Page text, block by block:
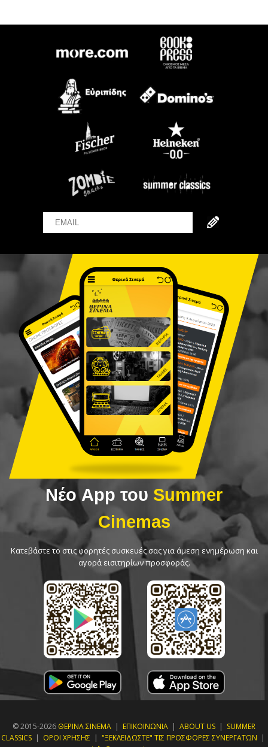
Email Name
Νέο App του Summer
Cinemas
Κατεβάστε το στις φορητές συσκευές σας για άμεση ενημέρωση και
αγορά εισιτηρίων προσφοράς.
© 2015-2026 ΘΕΡΙΝΑ ΣΙΝΕΜΑ | ΕΠΙΚΟΙΝΩΝΙΑ | ABOUT US | SUMMER
CLASSICS | ΟΡΟΙ ΧΡΗΣΗΣ | "ΞΕΚΛΕΙΔΩΣΤΕ" ΤΙΣ ΠΡΟΣΦΟΡΕΣ ΣΥΝΕΡΓΑΤΩΝ |